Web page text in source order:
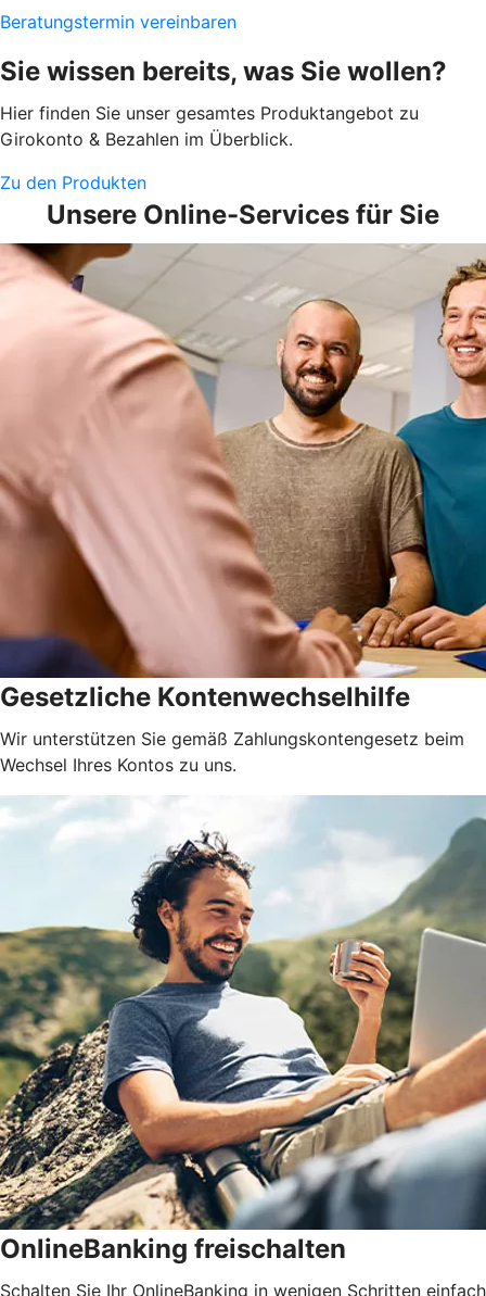
Beratungstermin vereinbaren
Sie wissen bereits, was Sie wollen?
Hier finden Sie unser gesamtes Produktangebot zu
Girokonto & Bezahlen im Überblick.
Zu den Produkten
Unsere Online-Services für Sie
Gesetzliche Kontenwechselhilfe
Wir unterstützen Sie gemäß Zahlungskontengesetz beim
Wechsel Ihres Kontos zu uns.
OnlineBanking freischalten
Schalten Sie Ihr OnlineBanking in wenigen Schritten einfach